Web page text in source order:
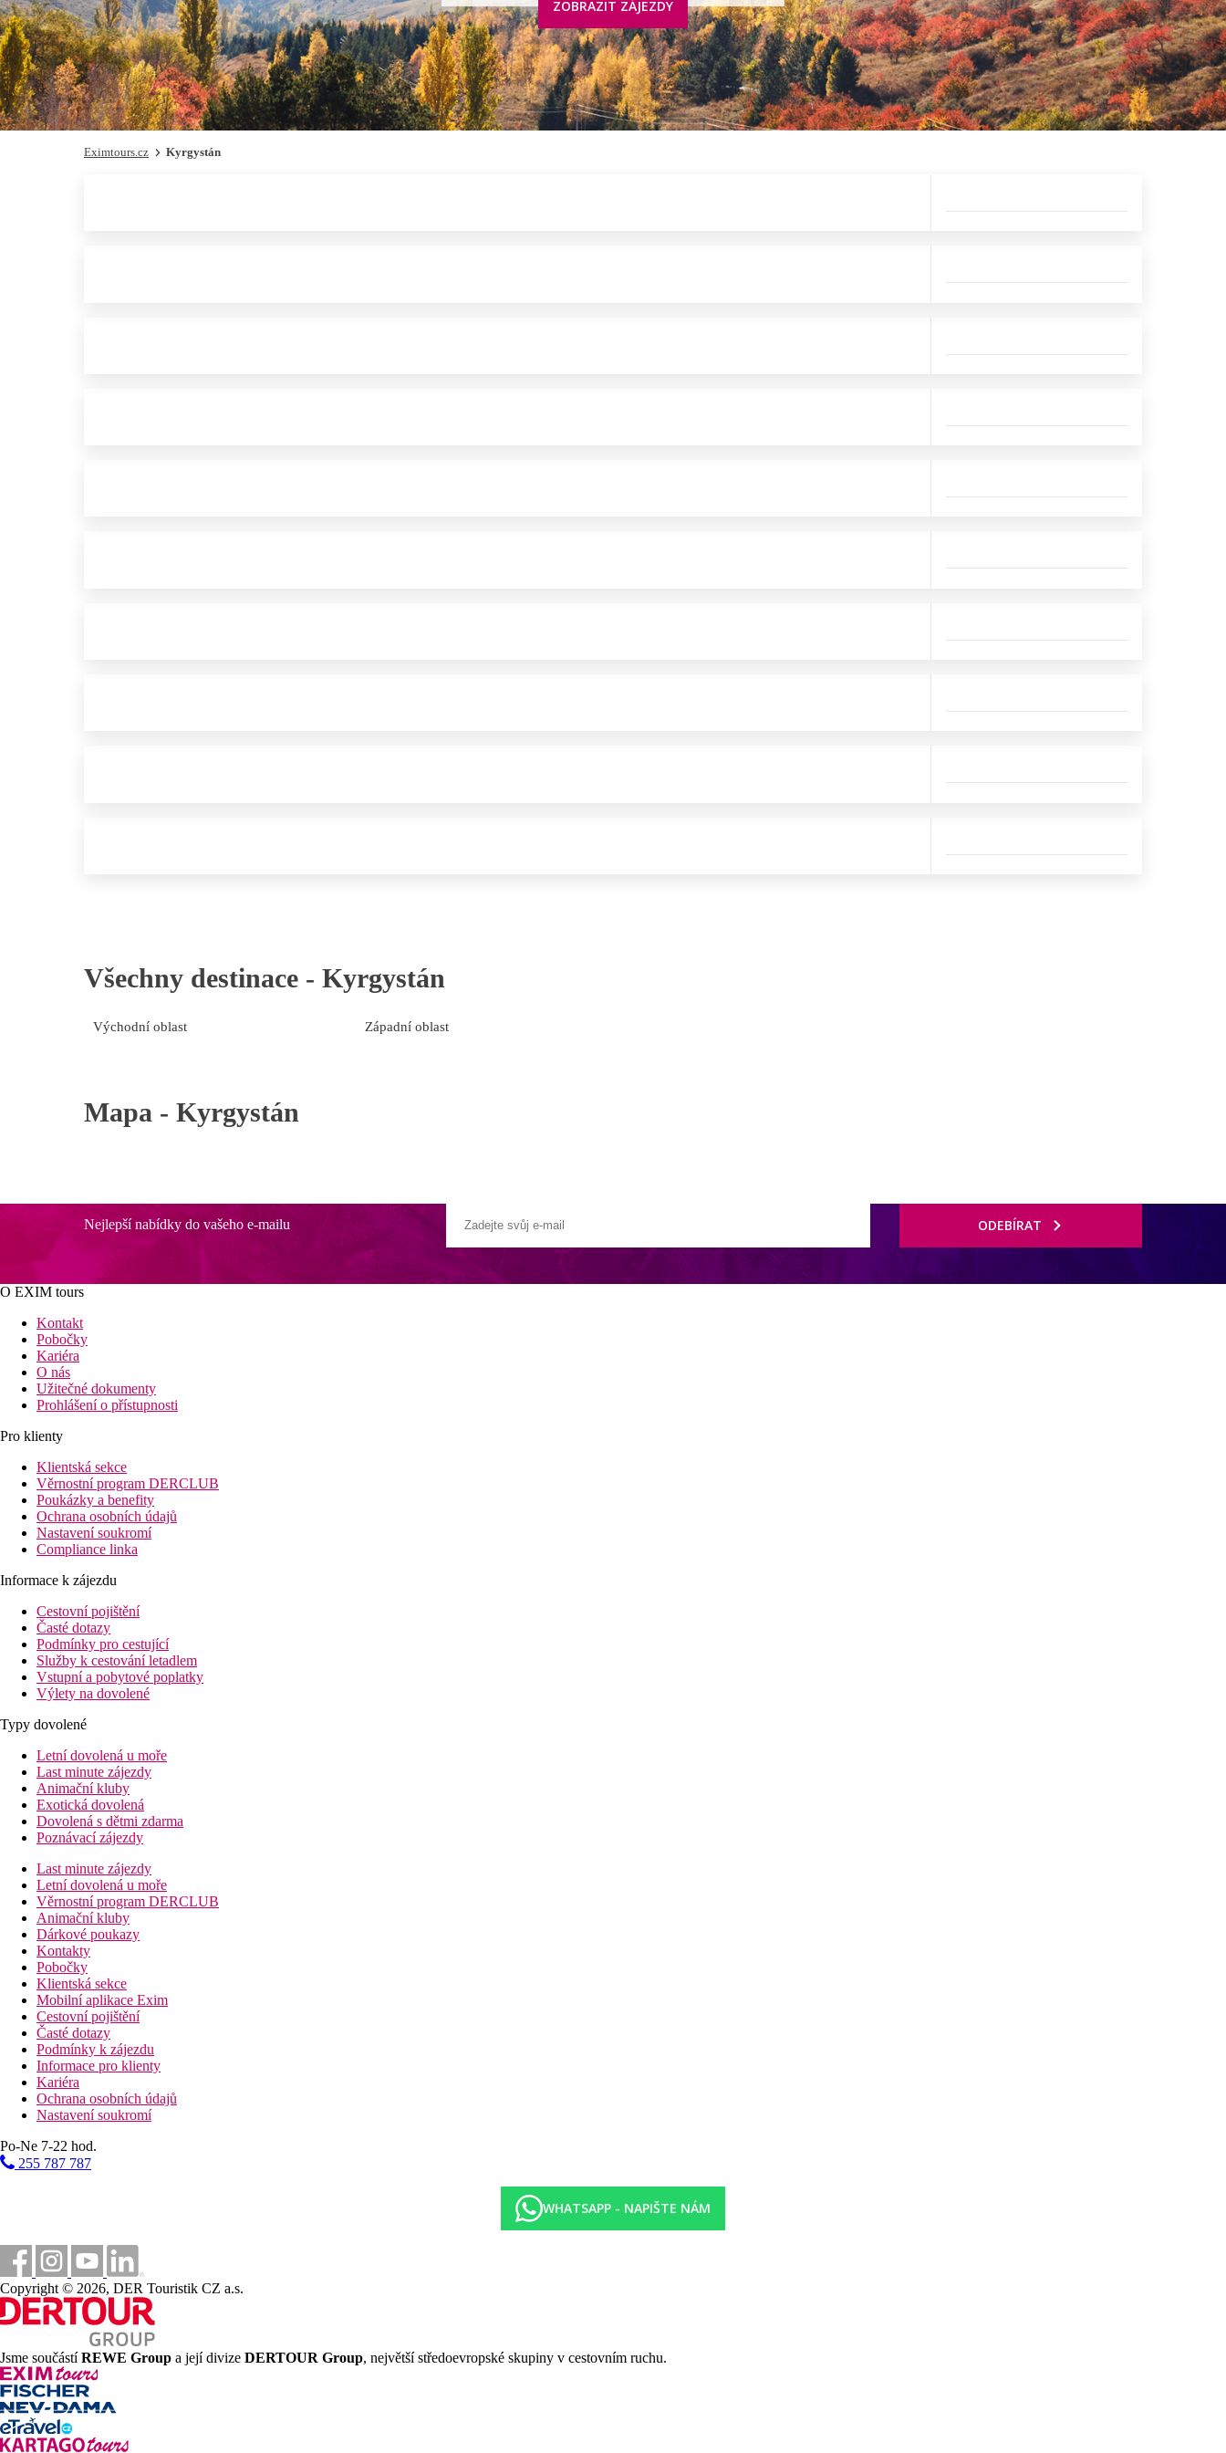
ZOBRAZIT ZÁJEZDY
Eximtours.cz Kyrgystán
Všechny destinace - Kyrgystán
Východní oblast Západní oblast
Mapa - Kyrgystán
Nejlepší nabídky do vašeho e-mailu ODEBÍRAT
O EXIM tours
Kontakt
Pobočky
Kariéra
O nás
Užitečné dokumenty
Prohlášení o přístupnosti
Pro klienty
Klientská sekce
Věrnostní program DERCLUB
Poukázky a benefity
Ochrana osobních údajů
Nastavení soukromí
Compliance linka
Informace k zájezdu
Cestovní pojištění
Časté dotazy
Podmínky pro cestující
Služby k cestování letadlem
Vstupní a pobytové poplatky
Výlety na dovolené
Typy dovolené
Letní dovolená u moře
Last minute zájezdy
Animační kluby
Exotická dovolená
Dovolená s dětmi zdarma
Poznávací zájezdy
Last minute zájezdy
Letní dovolená u moře
Věrnostní program DERCLUB
Animační kluby
Dárkové poukazy
Kontakty
Pobočky
Klientská sekce
Mobilní aplikace Exim
Cestovní pojištění
Časté dotazy
Podmínky k zájezdu
Informace pro klienty
Kariéra
Ochrana osobních údajů
Nastavení soukromí
Po-Ne 7-22 hod.
255 787 787
WHATSAPP - NAPIŠTE NÁM
Copyright © 2026, DER Touristik CZ a.s.
Jsme součástíREWE Group a její divize DERTOUR Group, největší středoevropské skupiny v cestovním ruchu.